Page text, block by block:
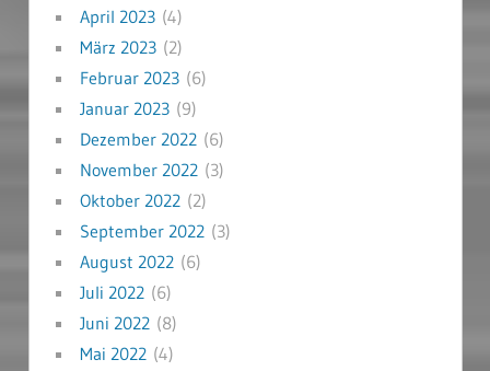
April 2023(4)
März 2023(2)
Februar 2023(6)
Januar 2023(9)
Dezember 2022(6)
November 2022(3)
Oktober 2022(2)
September 2022(3)
August 2022(6)
Juli 2022(6)
Juni 2022(8)
Mai 2022(4)